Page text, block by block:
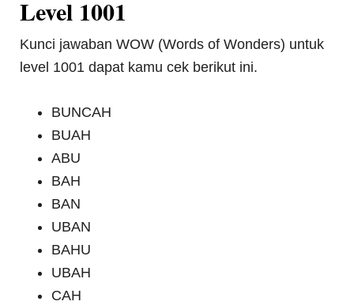
Level 1001
Kunci jawaban WOW (Words of Wonders) untuk
level 1001 dapat kamu cek berikut ini.
BUNCAH
BUAH
ABU
BAH
BAN
UBAN
BAHU
UBAH
CAH